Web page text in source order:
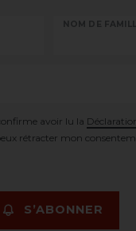
NOM DE
avoir lu la
peux rétracter mon
S’ABONNER